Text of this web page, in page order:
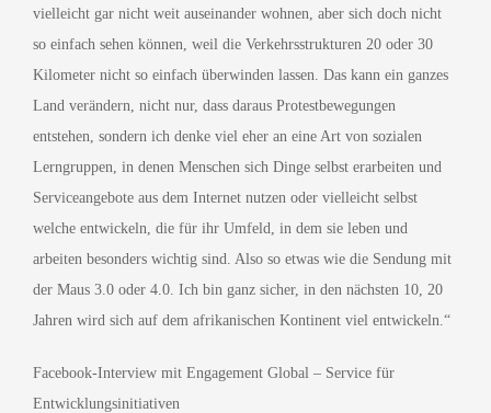
vielleicht gar nicht weit auseinander wohnen, aber sich doch nicht
so einfach sehen können, weil die Verkehrsstrukturen 20 oder 30
Kilometer nicht so einfach überwinden lassen. Das kann ein ganzes
Land verändern, nicht nur, dass daraus Protestbewegungen
entstehen, sondern ich denke viel eher an eine Art von sozialen
Lerngruppen, in denen Menschen sich Dinge selbst erarbeiten und
Serviceangebote aus dem Internet nutzen oder vielleicht selbst
welche entwickeln, die für ihr Umfeld, in dem sie leben und
arbeiten besonders wichtig sind. Also so etwas wie die Sendung mit
der Maus 3.0 oder 4.0. Ich bin ganz sicher, in den nächsten 10, 20
Jahren wird sich auf dem afrikanischen Kontinent viel entwickeln.“
Facebook-Interview mit Engagement Global – Service für
Entwicklungsinitiativen